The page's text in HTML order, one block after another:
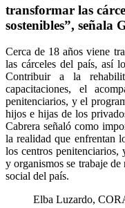
transformar las
sostenibles”, señala
Cerca de 18 años viene
las cárceles del país, así
Contribuir a la
capacitaciones, el
penitenciarios, y el
hijos e hijas de los
Cabrera señaló como
la realidad que enfrentan
los centros penitenciarios,
y organismos se trabaje
social del país.
Elba Luzardo,